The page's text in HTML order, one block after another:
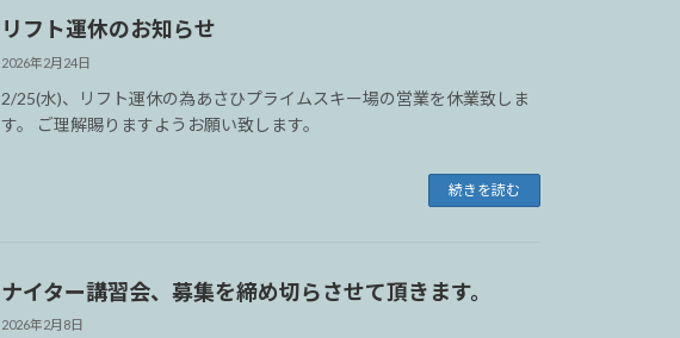
リフト運休のお知らせ
2026年2月24日
2/25(水)、リフト運休の為あさひプライムスキー場の営業を休業致しま
す。 ご理解賜りますようお願い致します。
続きを読む
ナイター講習会、募集を締め切らさせて頂きます。
2026年2月8日